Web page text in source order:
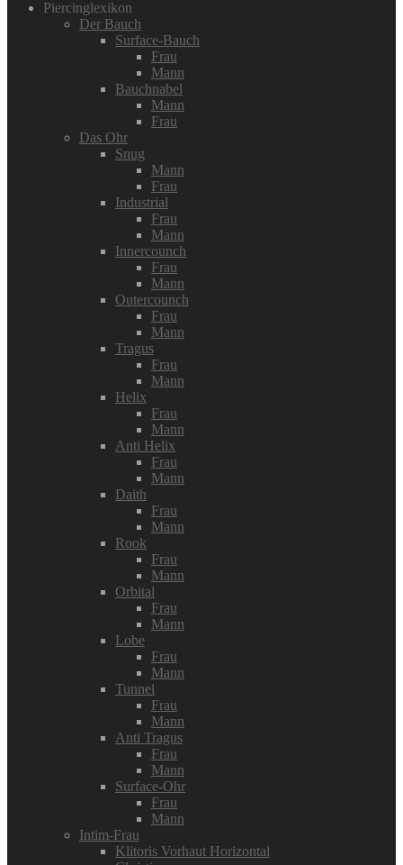
Piercinglexikon
Der Bauch
Surface-Bauch
Frau
Mann
Bauchnabel
Mann
Frau
Das Ohr
Snug
Mann
Frau
Industrial
Frau
Mann
Innercounch
Frau
Mann
Outercounch
Frau
Mann
Tragus
Frau
Mann
Helix
Frau
Mann
Anti Helix
Frau
Mann
Daith
Frau
Mann
Rook
Frau
Mann
Orbital
Frau
Mann
Lobe
Frau
Mann
Tunnel
Frau
Mann
Anti Tragus
Frau
Mann
Surface-Ohr
Frau
Mann
Intim-Frau
Klitoris Vorhaut Horizontal